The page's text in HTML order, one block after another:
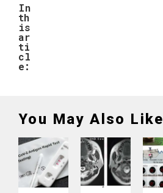
In
th
is
ar
ti
cl
e:
You May Also Like